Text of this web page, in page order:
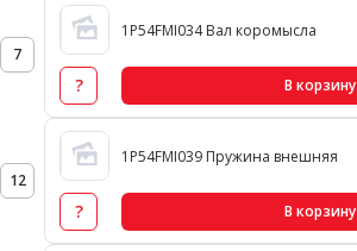
7
1P54FMI034 Вал коромысла
? В корзину
12
1P54FMI039 Пружина внешняя
? В корзину